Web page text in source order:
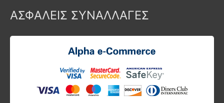
ΑΣΦΑΛΕΙΣ ΣΥΝΑΛΛΑΓΕΣ